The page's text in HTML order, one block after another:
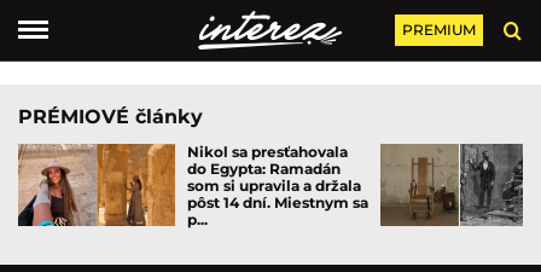
PREMIUM
PRÉMIOVÉ články
Nikol sa presťahovala
do Egypta: Ramadán
som si upravila a držala
pôst 14 dní. Miestnym sa
p...